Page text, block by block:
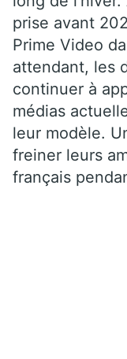
prise avant
Prime Video
attendant, les
continuer à
médias
leur modèle.
freiner leurs
français